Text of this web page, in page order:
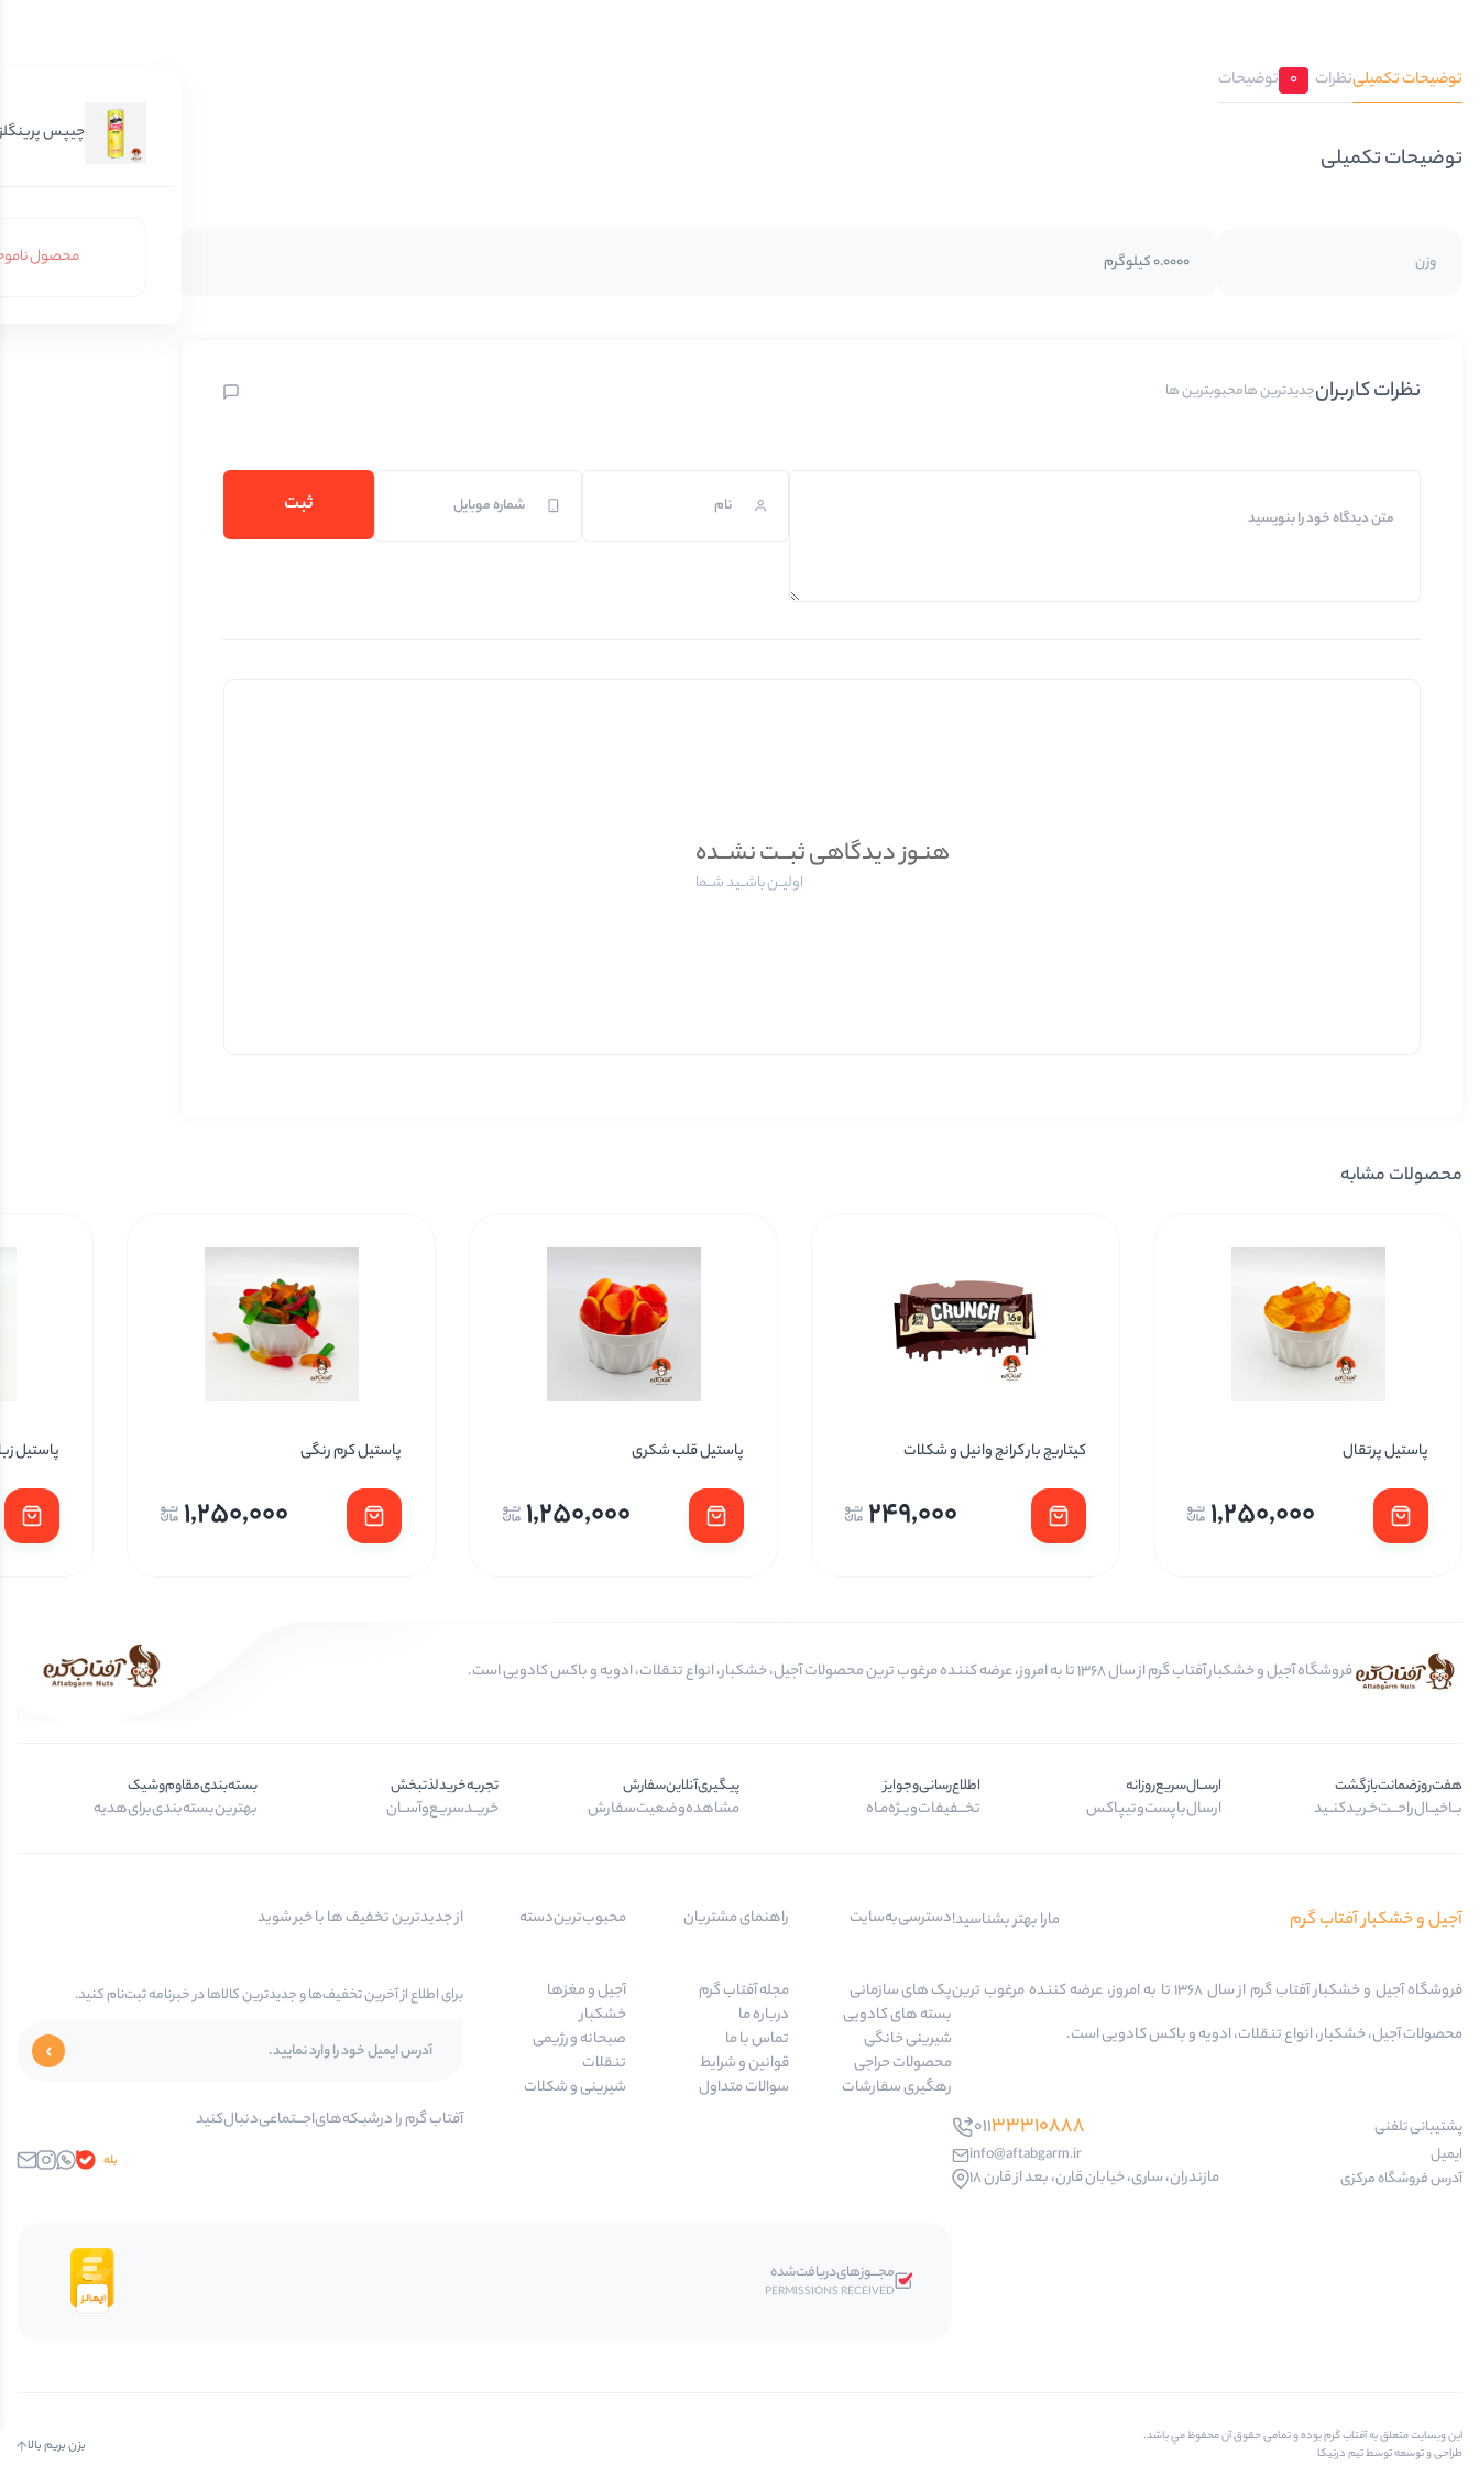
توضیحات تکمیلینظرات 0 توضیحات
توضیحات تکمیلی
وزن 0.0000 کیلوگرم
نظرات کاربرانجدیدترین هامحبوبترین ها
هنـوز دیدگاهی ثبــت نشــده
اولیــن باشــید شــما
چیپس
محصول
محصولات مشابه
پاستیل پرتقال
1,250,000
کیتاریچ بار کرانچ وانیل و شکلات
249,000
پاستیل قلب شکری
1,250,000
پاستیل کرم رنگی
1,250,000
پاستیل
فروشگاه آجیل و خشکبار آفتاب گرم از سال 1368 تا به امروز، عرضه کننده مرغوب ترین محصولات آجیل، خشکبار، انواع تنقلات، ادویه و باکس کادویی است.
هفت‌روز‌ضمانت‌بازگشت
بــا‌خیــال‌راحـــت‌خـرید‌کنــید
ارســال‌سریع‌روزانه
ارسال‌با‌پست‌و‌تیپاکس
اطلاع‌رسانی‌و‌جوایز
تخـــفیفات‌ویــژه‌مـاه
پیگیری‌آنلاین‌سفارش
مشاهده‌وضعیت‌سفارش
تجربه‌خرید‌لذتبخش
خریــد‌سریـع‌و‌آســان
بسته‌بندی‌مقاوم‌وشیک
بهترین‌بسته‌بندی‌برای‌هدیه
آجیل و خشکبار آفتاب گرم مارا بهتر بشناسید!
فروشگاه آجیل و خشکبار آفتاب گرم از سال 1368 تا به امروز، عرضه کننده مرغوب ترین
محصولات آجیل، خشکبار، انواع تنقلات، ادویه و باکس کادویی است.
پشتیبانی تلفنی 01133310888
ایمیل
info@aftabgarm.ir
آدرس‌ فروشگاه مرکزی
مازندران، ساری، خیابان قارن، بعد از قارن 18
دسترسی‌به‌سایت
پک های سازمانی
بسته های کادویی
شیرینی خانگی
محصولات حراجی
رهگیری سفارشات
راهنمای مشتریان
مجله آفتاب گرم
درباره ما
تماس با ما
قوانین و شرایط
سوالات متداول
محبوب‌ترین‌دسته‌
آجیل و مغزها
خشکبار
صبحانه و رژیمی
تنقلات
شیرینی و شکلات
از جدیدترین تخفیف ها با خبر شوید
برای اطلاع از آخرین تخفیف‌ها و جدیدترین کالاها در خبرنامه ثبت‌نام کنید.
آفتاب گرم را در‌‌شبـکه‌های‌اجـــتماعی‌دنبال‌کنید
بلهواتساپ
اینستاگرامایمیل
مجـــوز‌های‌دریافت‌شده
PERMISSIONS RECEIVED
اين وبسايت متعلق به آفتاب گرم بوده و تمامی حقوق آن محفوظ مي باشد.
طراحی و توسعه توسط تیم درنیکا
بزن بریم بالا